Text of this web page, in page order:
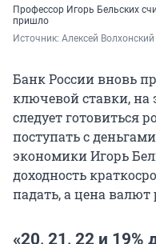
Профессор Игорь Бельских
пришло
Источник: Алексей Волхонский
Банк России вновь
ключевой ставки, на
следует готовиться
поступать с
экономики Игорь
доходность
падать, а цена валют
«20, 21, 22 и 19%